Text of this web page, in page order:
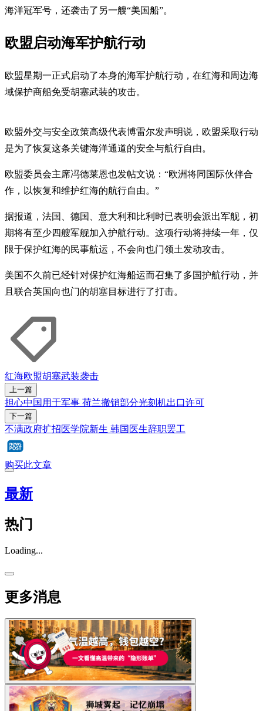
海洋冠军号，还袭击了另一艘“美国船”。
欧盟启动海军护航行动
欧盟星期一正式启动了本身的海军护航行动，在红海和周边海
域保护商船免受胡塞武装的攻击。
欧盟外交与安全政策高级代表博雷尔发声明说，欧盟采取行动
是为了恢复这条关键海洋通道的安全与航行自由。
欧盟委员会主席冯德莱恩也发帖文说：“欧洲将同国际伙伴合
作，以恢复和维护红海的航行自由。”
据报道，法国、德国、意大利和比利时已表明会派出军舰，初
期将有至少四艘军舰加入护航行动。这项行动将持续一年，仅
限于保护红海的民事航运，不会向也门领土发动攻击。
美国不久前已经针对保护红海船运而召集了多国护航行动，并
且联合英国向也门的胡塞目标进行了打击。
红海欧盟胡塞武装袭击
上一篇
担心中国用于军事 荷兰撤销部分光刻机出口许可
下一篇
不满政府扩招医学院新生 韩国医生辞职罢工
购买此文章
最新
热门
Loading...
更多消息